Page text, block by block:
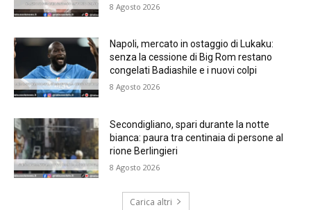
8 Agosto 2026
Napoli, mercato in ostaggio di Lukaku:
senza la cessione di Big Rom restano
congelati Badiashile e i nuovi colpi
8 Agosto 2026
Secondigliano, spari durante la notte
bianca: paura tra centinaia di persone al
rione Berlingieri
8 Agosto 2026
Carica altri